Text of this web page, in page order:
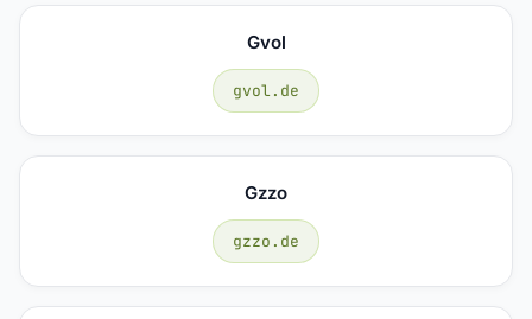
Gvol
gvol.de
Gzzo
gzzo.de